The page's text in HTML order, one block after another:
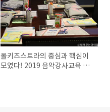
올키즈스트라의 중심과 핵심이
모였다! 2019 음악강사교육 2